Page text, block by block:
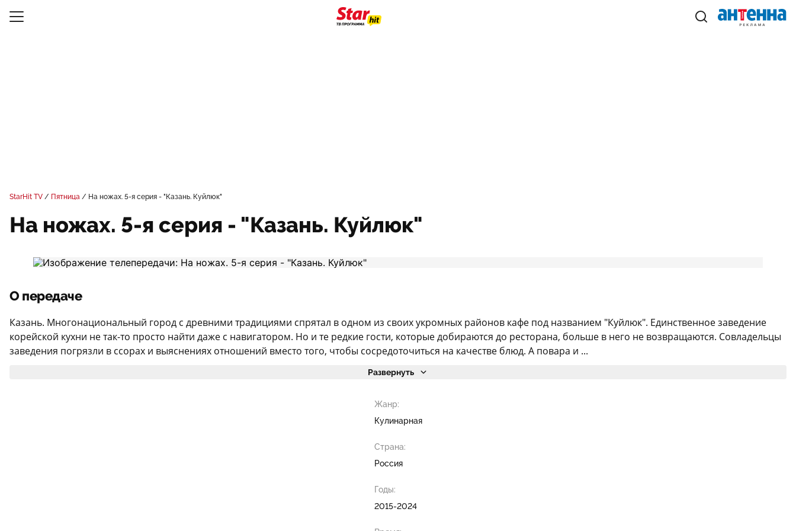
StarHit TV Пятница На ножах. 5-я серия - "Казань. Куйлюк"
На ножах. 5-я серия - "Казань. Куйлюк"
О передаче
Казань. Многонациональный город с древними традициями спрятал в одном из своих укромных районов кафе под названием "Куйлюк". Единственное заведение
корейской кухни не так-то просто найти даже с навигатором. Но и те редкие гости, которые добираются до ресторана, больше в него не возвращаются. Совладельцы
заведения погрязли в ссорах и выяснениях отношений вместо того, чтобы сосредоточиться на качестве блюд. А повара и ...
Развернуть
Жанр:
Кулинарная
Страна:
Россия
Годы:
2015-2024